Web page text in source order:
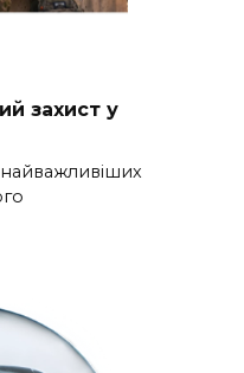
захист у